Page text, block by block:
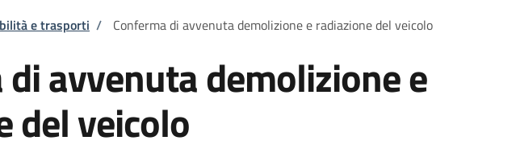
e trasporti / Conferma di avvenuta demolizione e radiazione del veicolo
avvenuta demolizione e
del veicolo